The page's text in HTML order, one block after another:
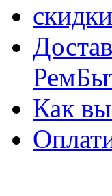
скидки
Как